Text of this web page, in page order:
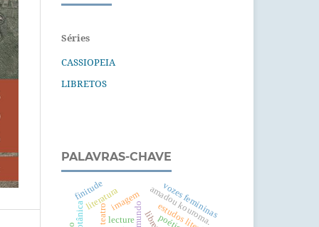
Séries
CASSIOPEIA
LIBRETOS
PALAVRAS-CHAVE
amadou kouroma.
teatro
literatura vozes femininas
imagem
botânica lecture
finitude